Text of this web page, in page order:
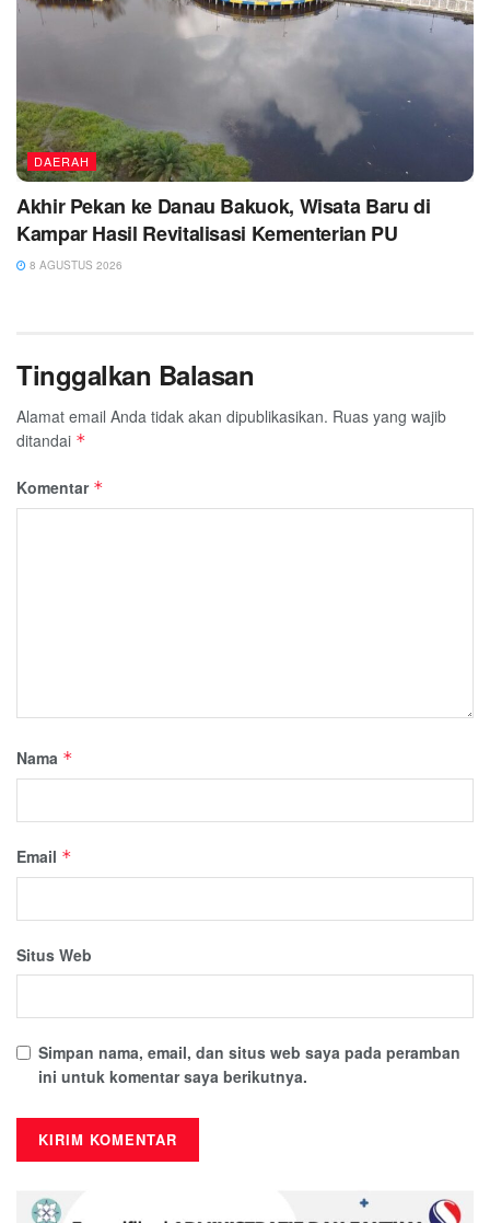
DAERAH
Akhir Pekan ke Danau Bakuok, Wisata Baru di
Kampar Hasil Revitalisasi Kementerian PU
8 AGUSTUS 2026
Tinggalkan Balasan
Alamat email Anda tidak akan dipublikasikan. Ruas yang wajib
ditandai *
Komentar *
Nama *
Email *
Situs Web
Simpan nama, email, dan situs web saya pada peramban
ini untuk komentar saya berikutnya.